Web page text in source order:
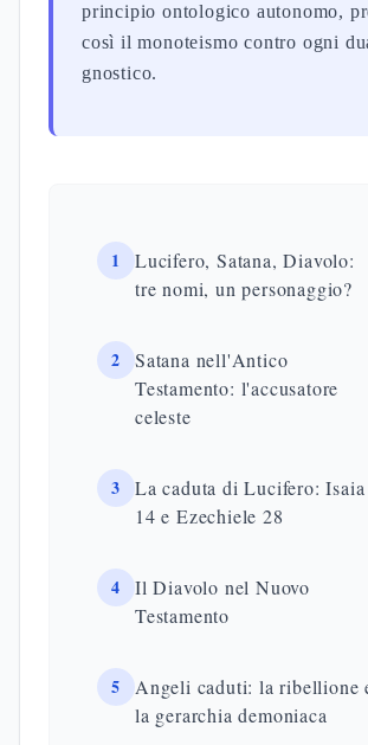
principio ontologico autonomo,
così il monoteismo contro ogni
gnostico.
1
Lucifero, Satana, Diavolo:
tre nomi, un personaggio?
2
Satana nell'Antico
Testamento: l'accusatore
celeste
3
La caduta di Lucifero: Isaia
14 e Ezechiele 28
4
Il Diavolo nel Nuovo
Testamento
5
Angeli caduti: la ribellione
la gerarchia demoniaca